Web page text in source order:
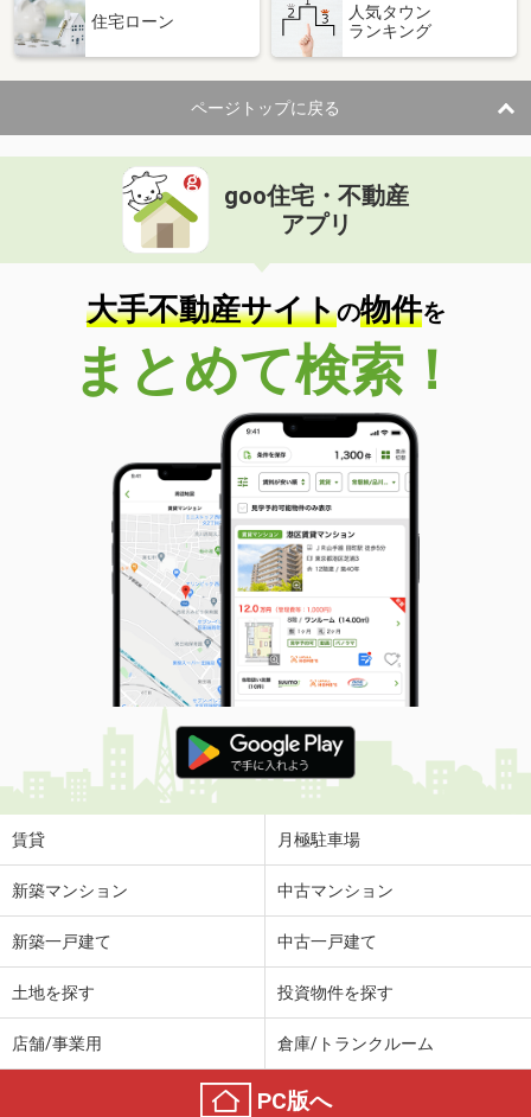
住宅ローン
人気タウン
ランキング
ページトップに戻る
goo住宅・不動産
アプリ
大手不動産サイトの物件を
まとめて検索！
賃貸 月極駐車場
新築マンション 中古マンション
新築一戸建て 中古一戸建て
土地を探す 投資物件を探す
店舗/事業用 倉庫/トランクルーム
PC版へ